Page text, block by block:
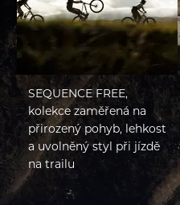
SEQUENCE FREE,
kolekce zaměřená na
přirozený pohyb, lehkost
a uvolněný styl při jízdě
na trailu